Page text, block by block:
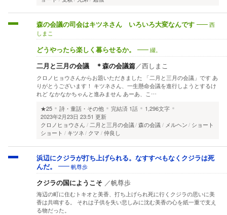
森の会議の司会はキツネさん いろいろ大変なんです
西
しまこ
どうやったら楽しく暮らせるか。 綴。
二月と三月の会議 ＊森の会議篇／西しまこ
クロノヒョウさんからお題いただきました 「二月と三月の会議」です あ
りがとうございます！ キツネさん、一生懸命会議を進行しようとするけ
れど なかなかちゃんと進みません あーあ、こ…
★25
詩・童話・その他 完結済 1話
1,296文字
2023年2月23日 23:51 更新
クロノヒョウさん
二月と三月の会議 森の会議 メルヘン
ショート
ショート
キツネ クマ 仲良し
浜辺にクジラが打ち上げられる。なすすべもなくクジラは死
んだ。
帆尊歩
クジラの国にようこそ ／帆尊歩
海辺の町に住むトキオと美香、打ち上げられ死に行くクジラの思いに美
香は共鳴する。 それは子供を失い悲しみに沈む美香の心を紙一重で支え
る物だった。